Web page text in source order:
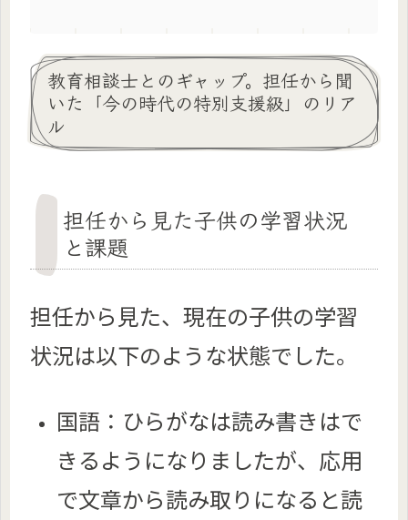
教育相談士とのギャップ。担任から聞
いた「今の時代の特別支援級」のリア
ル
担任から見た子供の学習状況
と課題
担任から見た、現在の子供の学習
状況は以下のような状態でした。
国語：ひらがなは読み書きはで
きるようになりましたが、応用
で文章から読み取りになると読